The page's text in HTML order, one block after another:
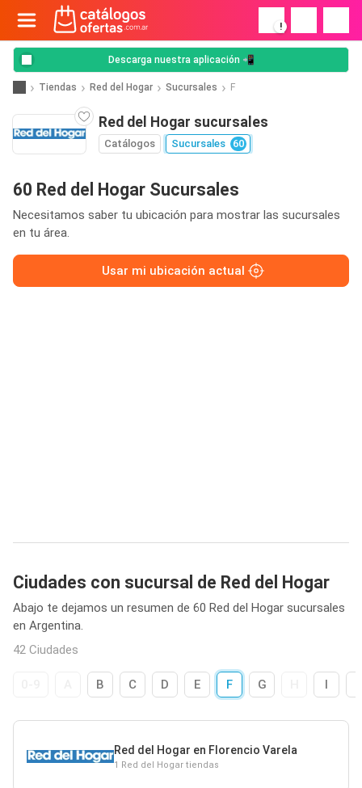
!
Descarga nuestra aplicación 📲
Tiendas Red del Hogar Sucursales F
Red del Hogar sucursales
Catálogos Sucursales 60
60 Red del Hogar Sucursales
Necesitamos saber tu ubicación para mostrar las sucursales
en tu área.
Usar mi ubicación actual
Ciudades con sucursal de Red del Hogar
Abajo te dejamos un resumen de 60 Red del Hogar sucursales
en Argentina.
42 Ciudades
B C D E F G I
Red del Hogar en Florencio Varela
1 Red del Hogar tiendas